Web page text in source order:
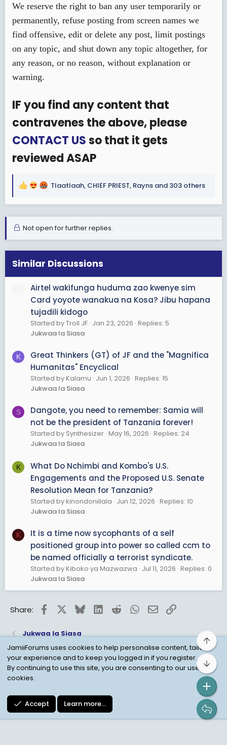
We reserve the right to ban any user temporarily or
permanently, refuse posting from screen names we
find offensive, edit or delete any post, limit postings
on any topic, and shut down any topic altogether, for
any reason, or no reason, without explanation or
warning.
IF you find any content that
contravenes the above, please
CONTACT USso that it gets
reviewed ASAP
R
c
t
i
o
n
:
Tlaatlaah, CHIEF PRIEST, Rayns and 303 others
Not open for further replies.
Similar Discussions
Airtel wakifunga huduma zao kwenye sim
Card yoyote wanakua na Kosa? Jibu hapana
tujadili kidogo
Started by Troll JF Jan 23, 2026 Replies: 5
Jukwaa la Siasa
K
Great Thinkers (GT) of JF and the "Magnifica
Humanitas" Encyclical
Started by Kalamu Jun 1, 2026 Replies: 15
Jukwaa la Siasa
S
Dangote, you need to remember: Samia will
not be the president of Tanzania forever!
Started by Synthesizer May 16, 2026 Replies: 24
Jukwaa la Siasa
K
What Do Nchimbi and Kombo's U.S.
Engagements and the Proposed U.S. Senate
Resolution Mean for Tanzania?
Started by kinondoniilala Jun 12, 2026 Replies: 10
Jukwaa la Siasa
K
It is a time now sycophants of a self
positioned group into power so called ccm to
be named officially a terrorist syndicate.
Started by Kiboko ya Mazwazwa Jul 11, 2026 Replies: 0
Jukwaa la Siasa
Share: FacebookBlueskyLinkedInRedditWhatsApp
EmailLink
Jukwaa la Siasa
Child Protection Policy
Personal Data Protection
JamiiForums uses cookies to help personalise content, tailor
your experience and to keep you logged in if you register.
By continuing to use this site, you are consenting to our use of
cookies.
Accept Learn more…
Top